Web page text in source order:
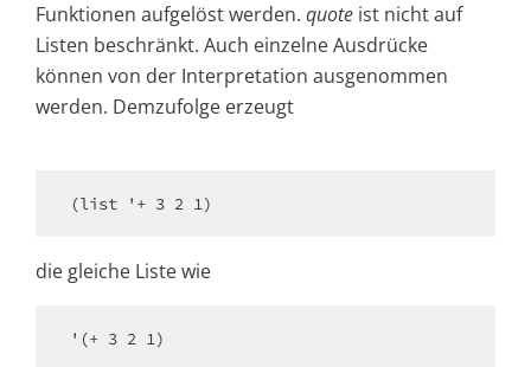
Funktionen aufgelöst werden. quote ist nicht auf
Listen beschränkt. Auch einzelne Ausdrücke
können von der Interpretation ausgenommen
werden. Demzufolge erzeugt
(list '+ 3 2 1)
die gleiche Liste wie
'(+ 3 2 1)